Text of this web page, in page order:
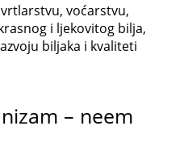
voćarstvu,
i ljekovitog bilja,
biljaka i kvaliteti
– neem